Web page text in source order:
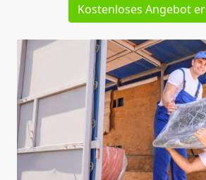
Kostenloses Angebot